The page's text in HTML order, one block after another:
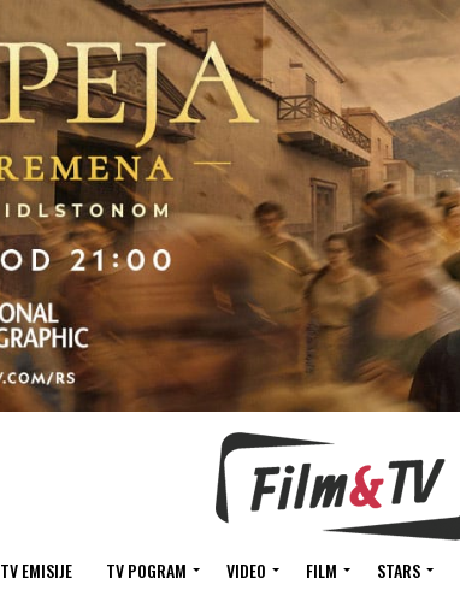
TV EMISIJE TV POGRAM VIDEO FILM STARS